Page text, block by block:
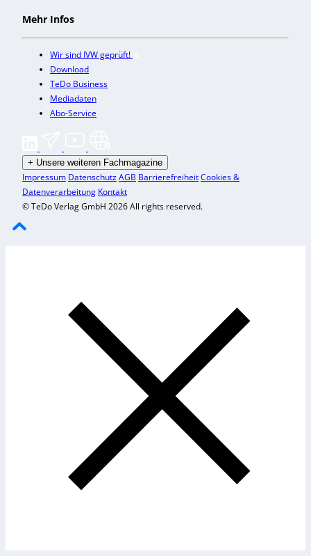
Mehr Infos
Wir sind IVW geprüft!
Download
TeDo Business
Mediadaten
Abo-Service
+ Unsere weiteren Fachmagazine
Impressum DatenschutzAGB BarrierefreiheitCookies &
Datenverarbeitung Kontakt
© TeDo Verlag GmbH 2026 All rights reserved.